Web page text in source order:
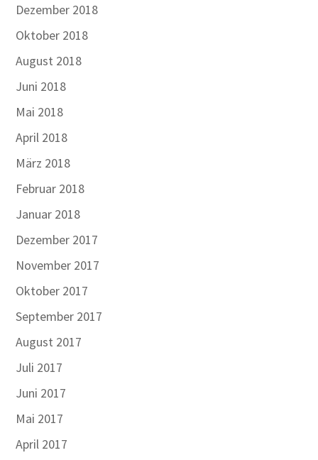
Dezember 2018
Oktober 2018
August 2018
Juni 2018
Mai 2018
April 2018
März 2018
Februar 2018
Januar 2018
Dezember 2017
November 2017
Oktober 2017
September 2017
August 2017
Juli 2017
Juni 2017
Mai 2017
April 2017